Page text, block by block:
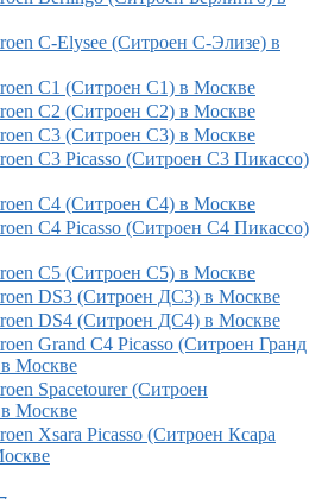
C-Elysee (Ситроен С-Элизе) в
C1 (Ситроен С1) в Москве
C2 (Ситроен С2) в Москве
C3 (Ситроен С3) в Москве
C3 Picasso (Ситроен С3 Пикассо)
C4 (Ситроен С4) в Москве
C4 Picasso (Ситроен С4 Пикассо)
C5 (Ситроен С5) в Москве
DS3 (Ситроен ДС3) в Москве
DS4 (Ситроен ДС4) в Москве
Grand C4 Picasso (Ситроен Гранд
Москве
Spacetourer (Ситроен
Москве
Xsara Picasso (Ситроен Ксара